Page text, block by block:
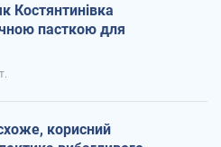
Костянтинівка
пасткою для
корисний